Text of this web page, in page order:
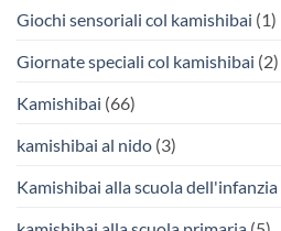
Giochi sensoriali col kamishibai (1)
Giornate speciali col kamishibai (2)
Kamishibai (66)
kamishibai al nido (3)
Kamishibai alla scuola dell'infanzia